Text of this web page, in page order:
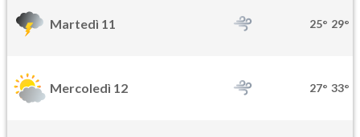
Martedì 11 25° 29°
Mercoledì 12 27° 33°